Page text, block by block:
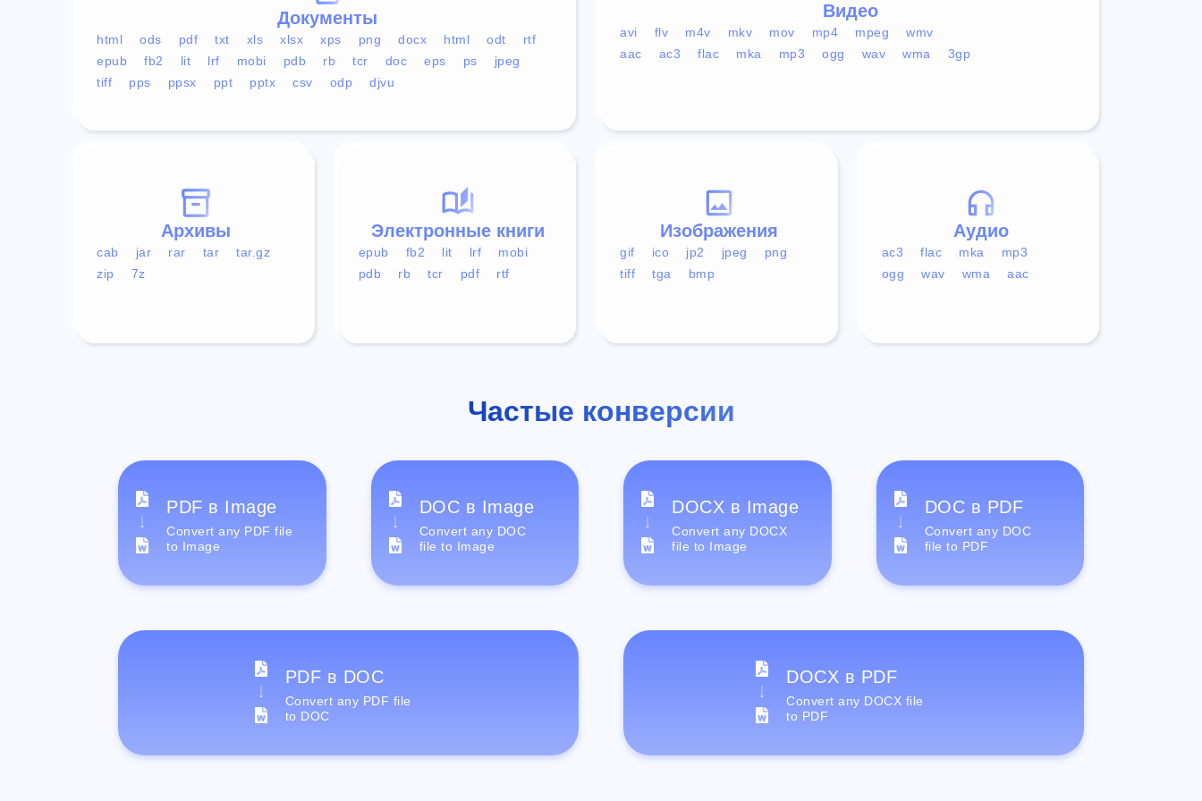
Документы
html ods pdf txt xls xlsx xps png docx html odt
rtf
epub
fb2 lit lrf mobi pdb rb tcr doc eps ps
jpeg
tiff
pps ppsx ppt pptx csv odp djvu
Видео
avi flv m4v mkv mov mp4 mpeg
wmv
aac
ac3 flac mka mp3 ogg wav wma 3gp
Аудио
ac3 flac mka
mp3
ogg
wav wma aac
Изображения
gif ico jp2 jpeg
png
tiff
tga bmp
Электронные книги
epub fb2 lit lrf
mobi
pdb
rb tcr pdf rtf
Архивы
cab jar rar tar
tar.gz
zip
7z
Частые конверсии
PDF в Image
Convert any PDF file
to Image
DOC в Image
Convert any DOC
file to Image
DOCX в Image
Convert any DOCX
file to Image
DOC в PDF
Convert any DOC
file to PDF
PDF в DOC
Convert any PDF file
to DOC
DOCX в PDF
Convert any DOCX file
to PDF